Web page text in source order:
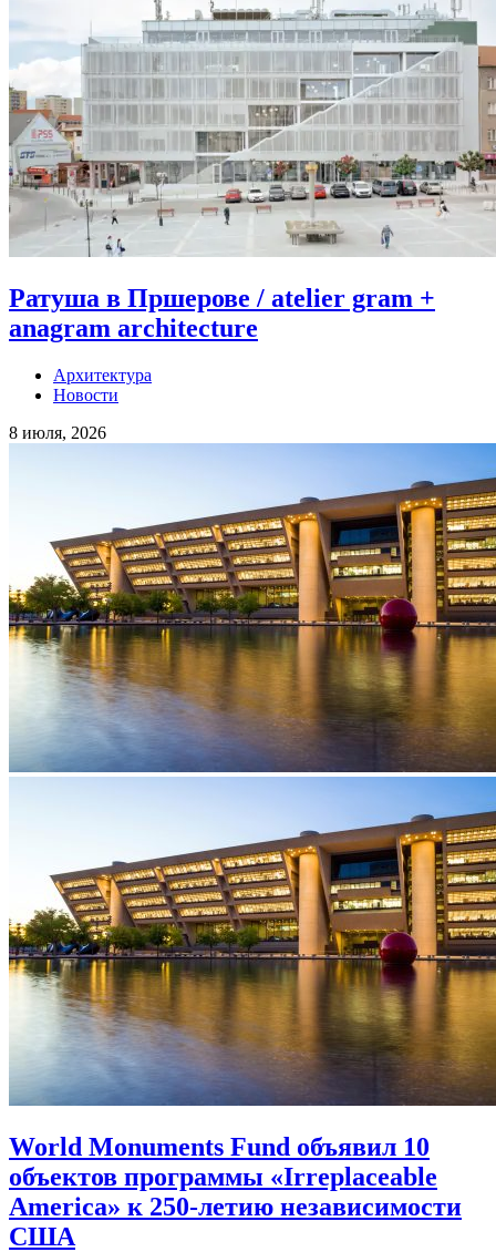
Ратуша в Пршерове / atelier gram +
anagram architecture
Архитектура
Новости
8 июля, 2026
World Monuments Fund объявил 10
объектов программы «Irreplaceable
America» к 250-летию независимости
США